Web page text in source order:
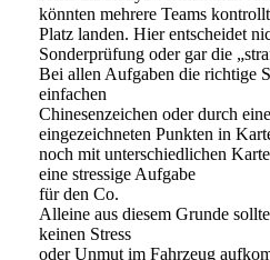
könnten mehrere Teams
Platz landen. Hier entscheidet
Sonderprüfung oder gar die
Bei allen Aufgaben die richtige
einfachen
Chinesenzeichen oder durch
eingezeichneten Punkten in
noch mit unterschiedlichen
eine stressige Aufgabe
für den Co.
Alleine aus diesem Grunde
keinen Stress
oder Unmut im Fahrzeug